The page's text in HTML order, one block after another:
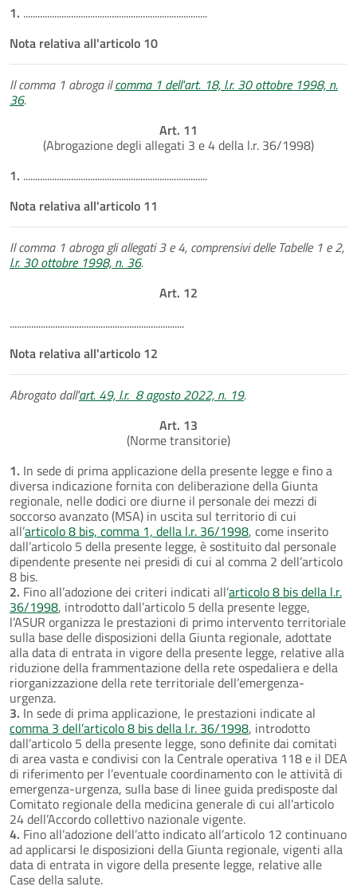
1. .............................................................................
Nota relativa all'articolo 10
Il comma 1 abroga ilcomma 1 dell'art. 18, l.r. 30 ottobre 1998, n.
36.
Art. 11
(Abrogazione degli allegati 3 e 4 della l.r. 36/1998)
1. .............................................................................
Nota relativa all'articolo 11
Il comma 1 abroga gli allegati 3 e 4, comprensivi delle Tabelle 1 e 2,
l.r. 30 ottobre 1998, n. 36.
Art. 12
.........................................................................
Nota relativa all'articolo 12
Abrogato dall'art. 49, l.r. 8 agosto 2022, n. 19.
Art. 13
(Norme transitorie)
1. In sede di prima applicazione della presente legge e fino a
diversa indicazione fornita con deliberazione della Giunta
regionale, nelle dodici ore diurne il personale dei mezzi di
soccorso avanzato (MSA) in uscita sul territorio di cui
all’articolo 8 bis, comma 1, della l.r. 36/1998, come inserito
dall’articolo 5 della presente legge, è sostituito dal personale
dipendente presente nei presidi di cui al comma 2 dell’articolo
8 bis.
2. Fino all’adozione dei criteri indicati all’articolo 8 bis della l.r.
36/1998, introdotto dall’articolo 5 della presente legge,
l’ASUR organizza le prestazioni di primo intervento territoriale
sulla base delle disposizioni della Giunta regionale, adottate
alla data di entrata in vigore della presente legge, relative alla
riduzione della frammentazione della rete ospedaliera e della
riorganizzazione della rete territoriale dell’emergenza-
urgenza.
3. In sede di prima applicazione, le prestazioni indicate al
comma 3 dell’articolo 8 bis della l.r. 36/1998, introdotto
dall’articolo 5 della presente legge, sono definite dai comitati
di area vasta e condivisi con la Centrale operativa 118 e il DEA
di riferimento per l’eventuale coordinamento con le attività di
emergenza-urgenza, sulla base di linee guida predisposte dal
Comitato regionale della medicina generale di cui all’articolo
24 dell’Accordo collettivo nazionale vigente.
4. Fino all’adozione dell’atto indicato all’articolo 12 continuano
ad applicarsi le disposizioni della Giunta regionale, vigenti alla
data di entrata in vigore della presente legge, relative alle
Case della salute.